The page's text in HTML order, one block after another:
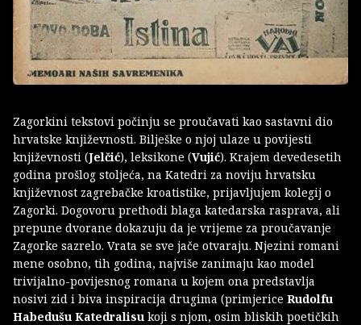
Zagorkini tekstovi počinju se proučavati kao sastavni dio
hrvatske književnosti. Bilješke o njoj ulaze u povijesti
književnosti (Jelčić), leksikone (Vujić). Krajem devedesetih
godina prošlog stoljeća, na Katedri za noviju hrvatsku
književnost zagrebačke kroatistike, prijavljujem kolegij o
Zagorki. Dogovoru prethodi blaga katedarska rasprava, ali
prepune dvorane dokazuju da je vrijeme za proučavanje
Zagorke sazrelo. Vrata se sve jače otvaraju. Njezini romani
mene osobno, tih godina, najviše zanimaju kao model
trivijalno-povijesnog romana u kojem ona predstavlja
nosivi zid i biva inspiracija drugima (primjerice Rudolfu
Habedušu Katedralisu koji s njom, osim bliskih poetičkih